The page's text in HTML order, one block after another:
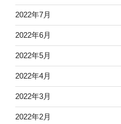
2022年7月
2022年6月
2022年5月
2022年4月
2022年3月
2022年2月